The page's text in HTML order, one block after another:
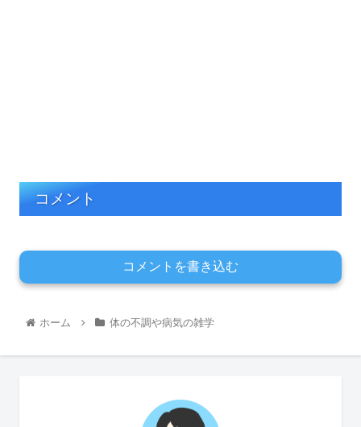
コメント
コメントを書き込む
ホーム 体の不調や病気の雑学